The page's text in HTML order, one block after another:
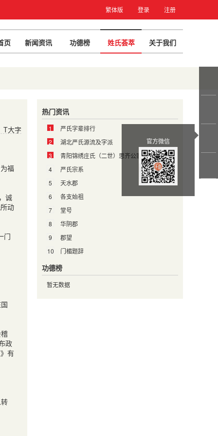
繁体版 登录 注册
页 新闻资讯 功德榜 姓氏荟萃 关于我们
热门资讯
1
严氏字辈排行
2
湖北严氏源流及字派
3
青阳锦绣庄氏（二世）思齐公家族裔孙士宦情况暨播迁一览
4
严氏宗系
5
天水郡
6
各支始祖
7
堂号
8
华阴郡
9
郡望
10
门楣题辞
功德榜
暂无数据
T大字
福
诚
动
门
政
有
官方微信